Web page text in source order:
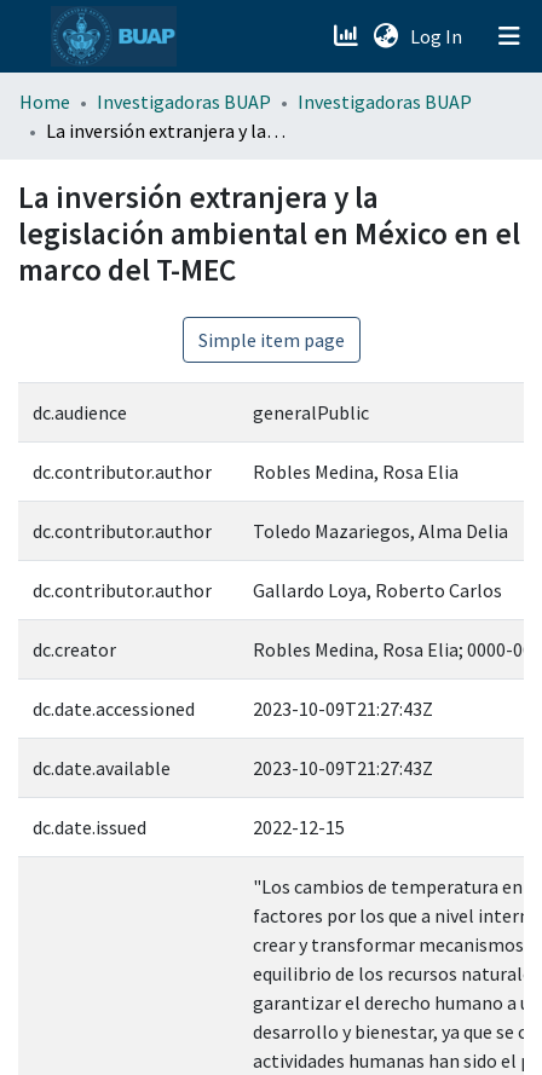
Log In (current)
menu.section.about_menu
Home Investigadoras BUAP
Investigadoras BUAP
La inversión extranjera y la legislación ambiental en México en el marco del T-MEC
La inversión extranjera y la
legislación ambiental en México en el
marco del T-MEC
Simple item page
dc.audience generalPublic
dc.contributor.author Robles Medina, Rosa Elia
dc.contributor.author Toledo Mazariegos, Alma Delia
dc.contributor.author Gallardo Loya, Roberto Carlos
dc.creator Robles Medina, Rosa Elia; 0000-
dc.date.accessioned 2023-10-09T21:27:43Z
dc.date.available 2023-10-09T21:27:43Z
dc.date.issued 2022-12-15
"Los cambios de temperatura en
factores por los que a nivel
crear y transformar mecanismos
equilibrio de los recursos
garantizar el derecho humano a
desarrollo y bienestar, ya que se
actividades humanas han sido el